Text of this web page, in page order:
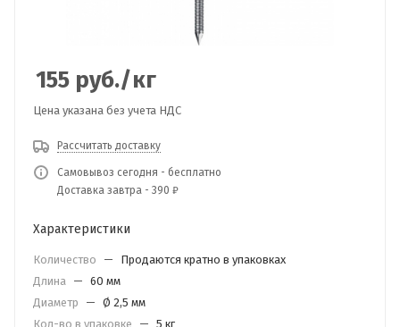
155 руб./кг
Цена указана без учета НДС
Рассчитать доставку
Самовывоз сегодня - бесплатно
Доставка завтра - 390 ₽
Характеристики
Количество —
Продаются кратно в упаковках
Длина — 60 мм
Диаметр
— Ø 2,5 мм
Кол-во в упаковке
— 5 кг